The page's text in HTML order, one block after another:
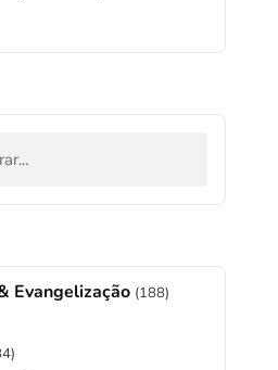
Evangelização (188)